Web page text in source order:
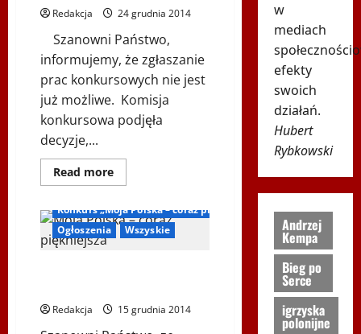
25
lat
zmian
w
niepodległej
Polsce”
Redakcja 24 grudnia 2014
Szanowni Państwo,
informujemy, że zgłaszanie
prac konkursowych nie jest
już możliwe. Komisja
konkursowa podjęła
decyzje,...
Read moreDowiedz
się
KOMUNIKAT
!
„Moja
Inne
Konkurs „Moja Polska – coraz piękniejsza”
Ogłoszenia
Wszyskie
Redakcja 15 grudnia 2014
w
mediach
efekty
swoich
działań.
Hubert
Rybkowski
Andrzej
Kempa
Bieg po
Serce
igrzyska
polonijne